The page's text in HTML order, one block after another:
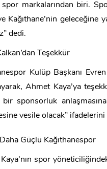
markalarından biri.
Kağıthane’nin geleceğine
dedi.
Teşekkür
Kulüp Başkanı
Ahmet Kaya’ya
sponsorluk
vesile olacak” ifadelerini
Güçlü Kağıthanespor
spor